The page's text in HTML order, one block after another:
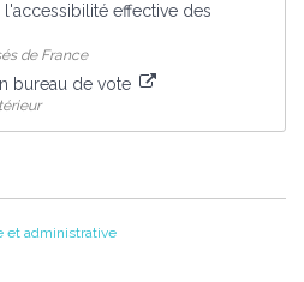
effective des
de France
bureau de vote
et administrative